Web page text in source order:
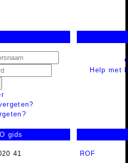
Help met
gids
ROF